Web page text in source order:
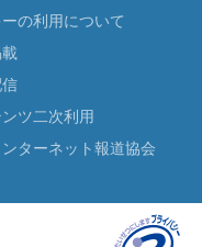
の利用について
ツ二次利用
ターネット報道協会